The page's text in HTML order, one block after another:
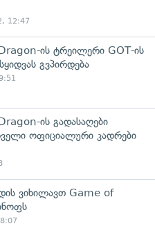
12:47
ის ტრეილერი GOT-ის
გვპირდება
ის გადასაღები
ოფიციალური კადრები
ვიხილავთ Game of